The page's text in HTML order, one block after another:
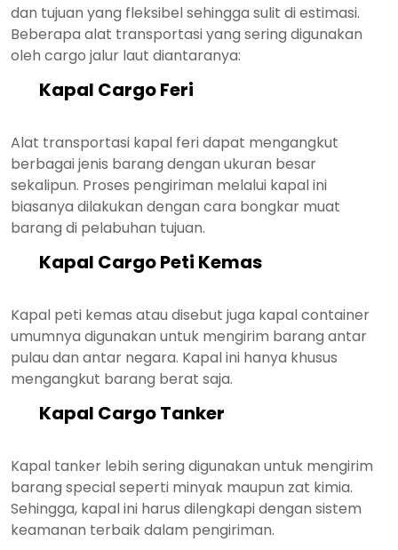
dan tujuan yang fleksibel sehingga sulit di estimasi.
Beberapa alat transportasi yang sering digunakan
oleh cargo jalur laut diantaranya:
Kapal Cargo Feri
Alat transportasi kapal feri dapat mengangkut
berbagai jenis barang dengan ukuran besar
sekalipun. Proses pengiriman melalui kapal ini
biasanya dilakukan dengan cara bongkar muat
barang di pelabuhan tujuan.
Kapal Cargo Peti Kemas
Kapal peti kemas atau disebut juga kapal container
umumnya digunakan untuk mengirim barang antar
pulau dan antar negara. Kapal ini hanya khusus
mengangkut barang berat saja.
Kapal Cargo Tanker
Kapal tanker lebih sering digunakan untuk mengirim
barang special seperti minyak maupun zat kimia.
Sehingga, kapal ini harus dilengkapi dengan sistem
keamanan terbaik dalam pengiriman.